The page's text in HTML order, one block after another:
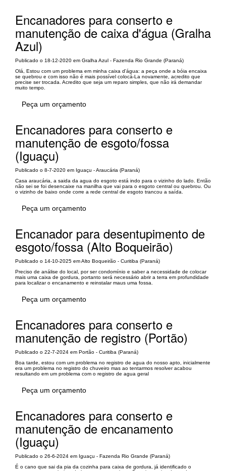
Encanadores para conserto e
manutenção de caixa d'água (Gralha
Azul)
Publicado o 18-12-2020 em Gralha Azul - Fazenda Rio Grande (Paraná)
Olá, Estou com um problema em minha caixa d'água: a peça onde a bóia encaixa
se quebrou e com isso não é mais possível colocá-La novamente, acredito que
precise ser trocada. Acredito que seja um reparo simples, que não irá demandar
muito tempo.
Peça um orçamento
Encanadores para conserto e
manutenção de esgoto/fossa
(Iguaçu)
Publicado o 8-7-2020 em Iguaçu - Araucária (Paraná)
Casa araucária, a saida da agua do esgoto está indo para o vizinho do lado. Então
não sei se foi desencaixe na manilha que vai para o esgoto central ou quebrou. Ou
o vizinho de baixo onde corre a rede central de esgoto trancou a saída.
Peça um orçamento
Encanador para desentupimento de
esgoto/fossa (Alto Boqueirão)
Publicado o 14-10-2025 em Alto Boqueirão - Curitiba (Paraná)
Preciso de análise do local, por ser condomínio e saber a necessidade de colocar
mais uma caixa de gordura, portanto será necessário abrir a terra em profundidade
para localizar o encanamento e reinstalar maus uma fossa.
Peça um orçamento
Encanadores para conserto e
manutenção de registro (Portão)
Publicado o 22-7-2024 em Portão - Curitiba (Paraná)
Boa tarde, estou com um problema no registro de agua do nosso apto, inicialmente
era um problema no registro do chuveiro mas ao tentarmos resolver acabou
resultando em um problema com o registro de agua geral
Peça um orçamento
Encanadores para conserto e
manutenção de encanamento
(Iguaçu)
Publicado o 26-6-2024 em Iguaçu - Fazenda Rio Grande (Paraná)
É o cano que sai da pia da cozinha para caixa de gordura, já identificado o